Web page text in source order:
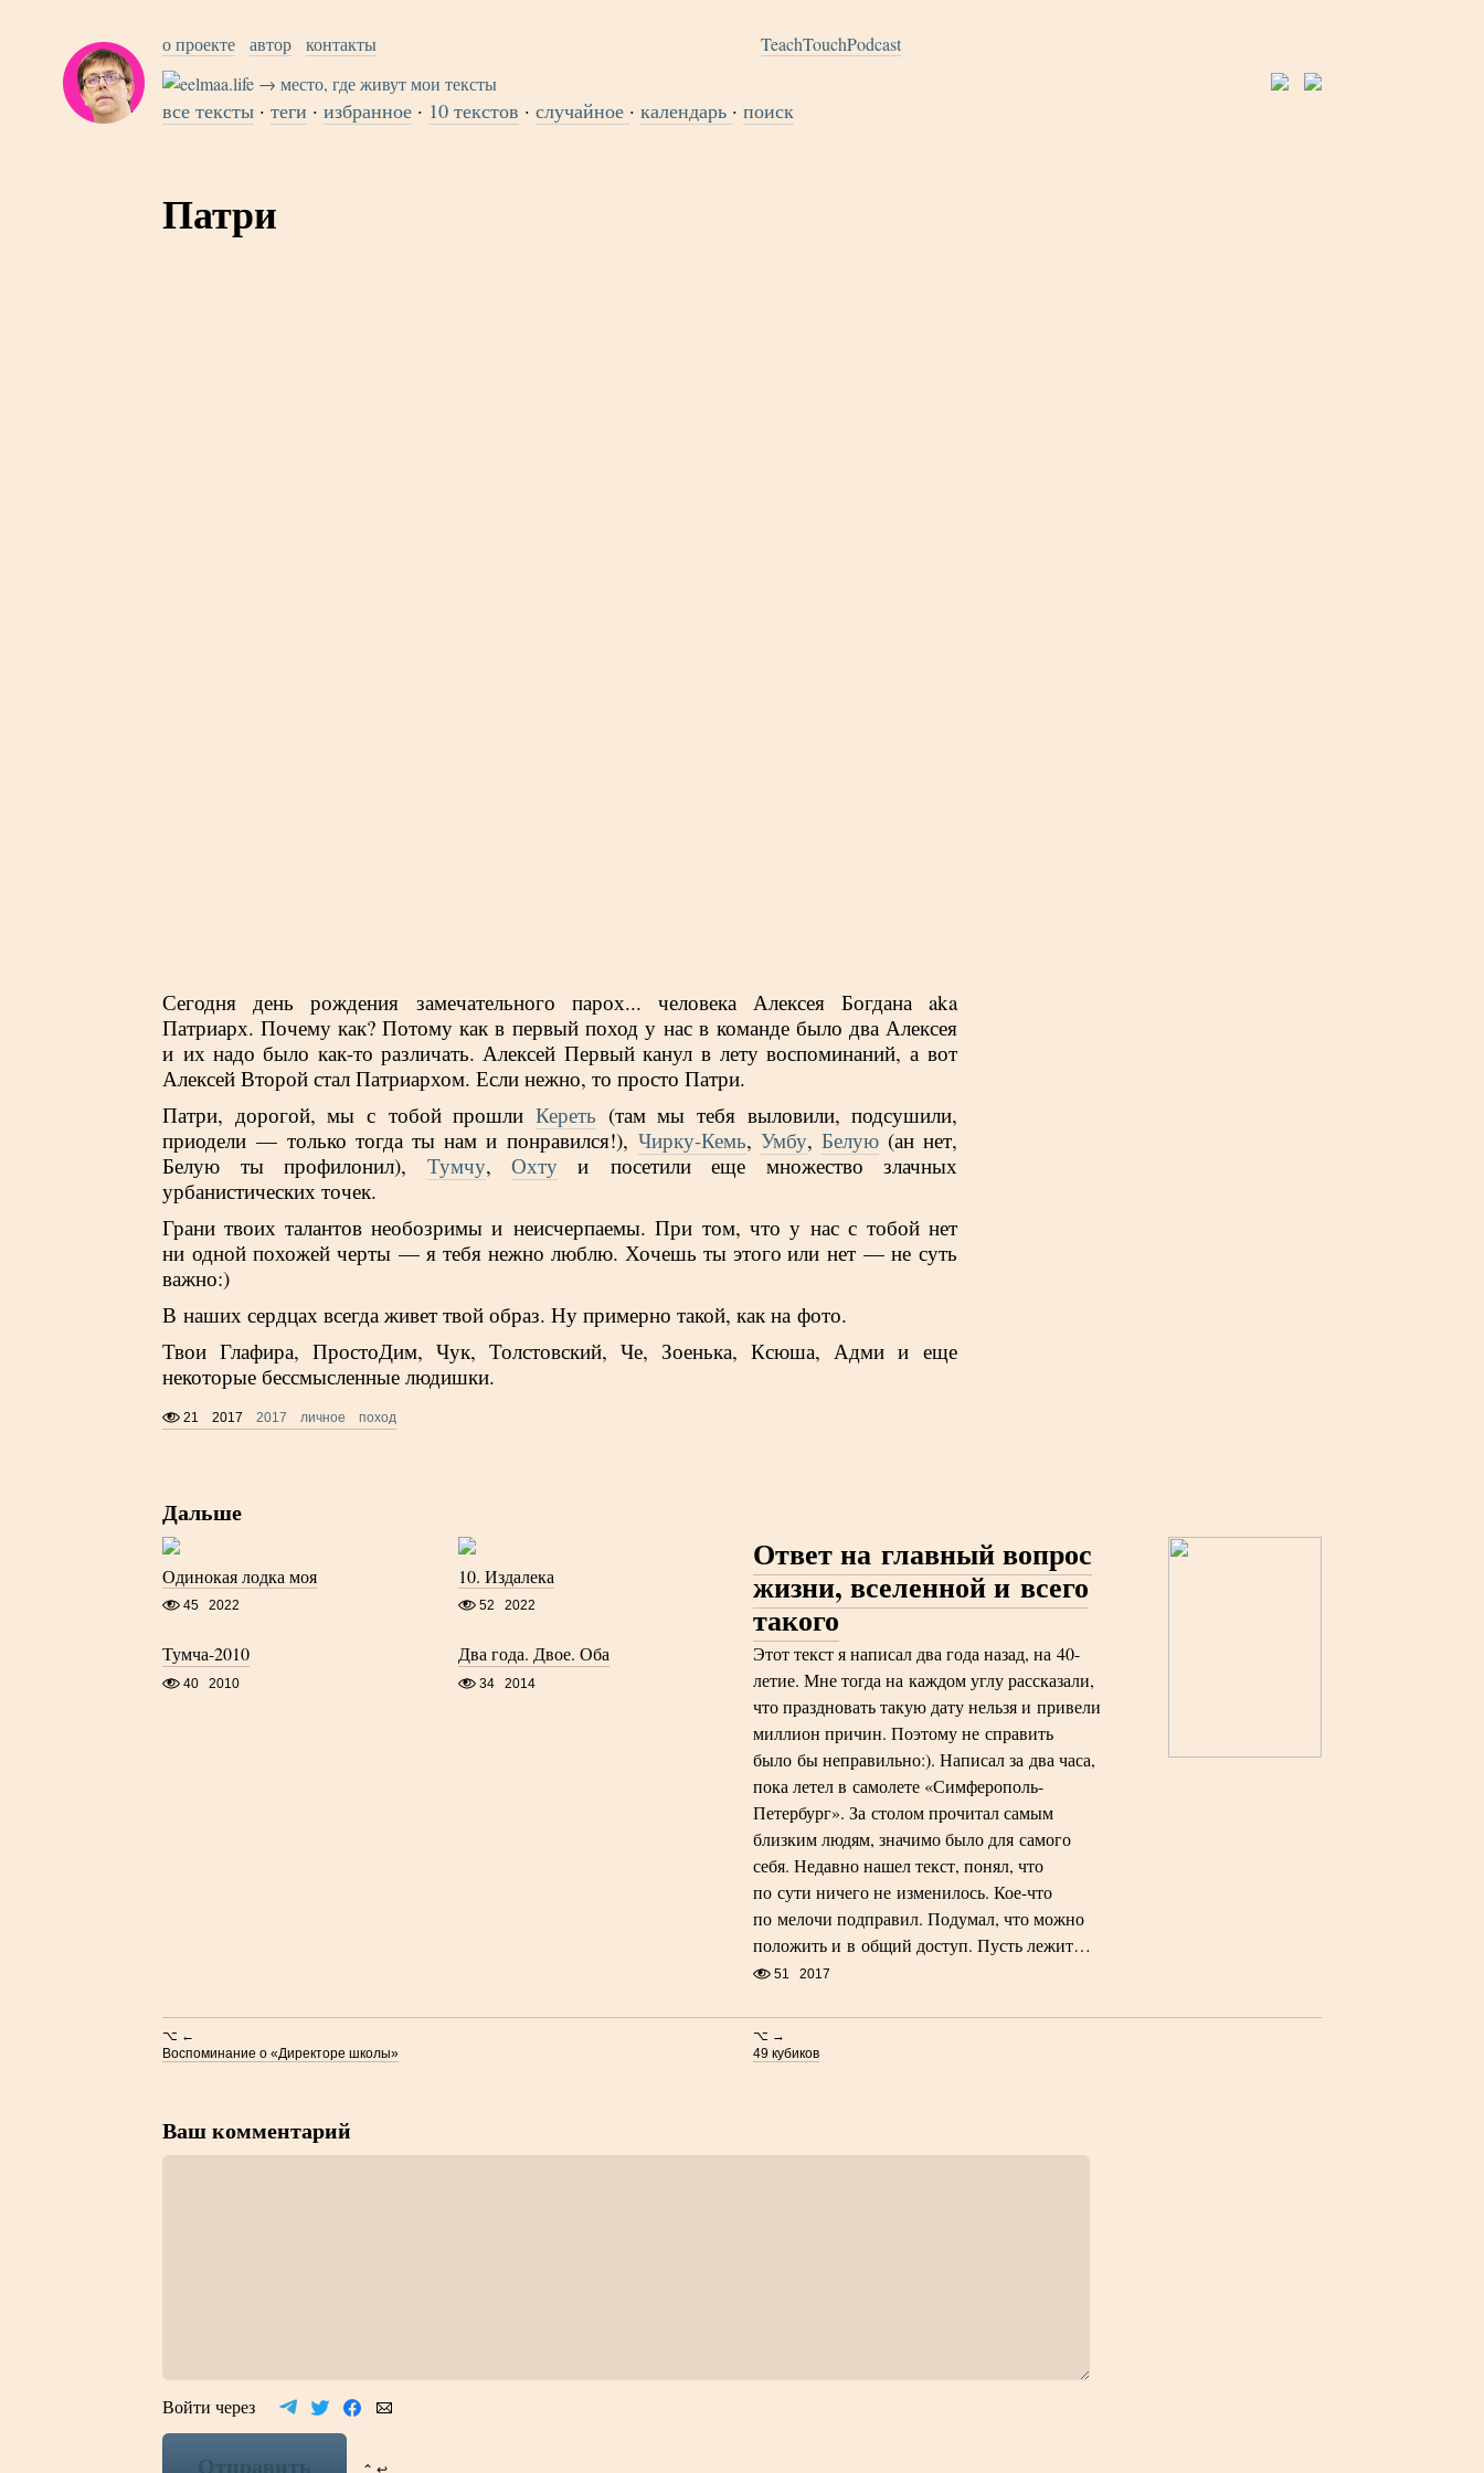
о проекте автор контакты TeachTouchPodcast
все тексты ·теги ·избранное · 10 текстов ·случайное ·календарь ·поиск
Патри
Сегодня день рождения замечательного парох... человека Алексея Богдана aka
Патриарх. Почему как? Потому как в первый поход у нас в команде было два Алексея
и их надо было как-то различать. Алексей Первый канул в лету воспоминаний, а вот
Алексей Второй стал Патриархом. Если нежно, то просто Патри.
Патри, дорогой, мы с тобой прошлиКереть (там мы тебя выловили, подсушили,
приодели — только тогда ты нам и понравился!), Чирку-Кемь, Умбу, Белую(ан нет,
Белую ты профилонил), Тумчу, Охтуи посетили еще множество злачных
урбанистических точек.
Грани твоих талантов необозримы и неисчерпаемы. При том, что у нас с тобой нет
ни одной похожей черты — я тебя нежно люблю. Хочешь ты этого или нет — не суть
важно:)
В наших сердцах всегда живет твой образ. Ну примерно такой, как на фото.
Твои Глафира, ПростоДим, Чук, Толстовский, Че, Зоенька, Ксюша, Адми и еще
некоторые бессмысленные людишки.
21 2017 2017 личное поход
Дальше
Ответ на главный вопрос
жизни, вселенной и всего
такого
Этот текст я написал два года назад, на 40-
летие. Мне тогда на каждом углу рассказали,
что праздновать такую дату нельзя и привели
миллион причин. Поэтому не справить
было бы неправильно:). Написал за два часа,
пока летел в самолете «Симферополь-
Петербург». За столом прочитал самым
близким людям, значимо было для самого
себя. Недавно нашел текст, понял, что
по сути ничего не изменилось. Кое-что
по мелочи подправил. Подумал, что можно
положить и в общий доступ. Пусть лежит…
51 2017
Одинокая лодка моя
45 2022
10. Издалека
52 2022
Тумча-2010
40 2010
Два года. Двое. Оба
34 2014
⌥ ←
Воспоминание о «Директоре школы»
⌥ →
49 кубиков
Ваш комментарий
Войти через
Отправить ⌃ ↩